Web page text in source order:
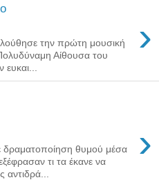
›
την πρώτη μουσική
Αίθουσα του
›
δραματοποίηση θυμού μέσα
τι τα έκανε να